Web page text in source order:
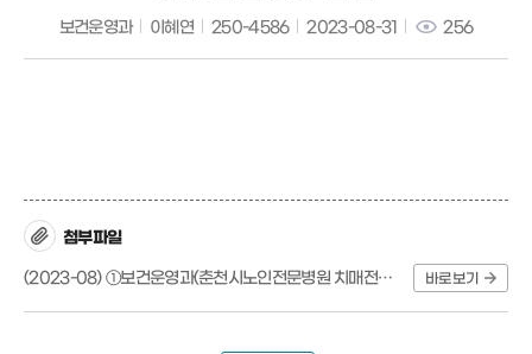
보건운영과 이혜연 250-4586 2023-08-31 256
첨부파일
(2023-08) ①보건운영과(춘천시노인전문병원 치매전문병동 건립).hwp
바로보기